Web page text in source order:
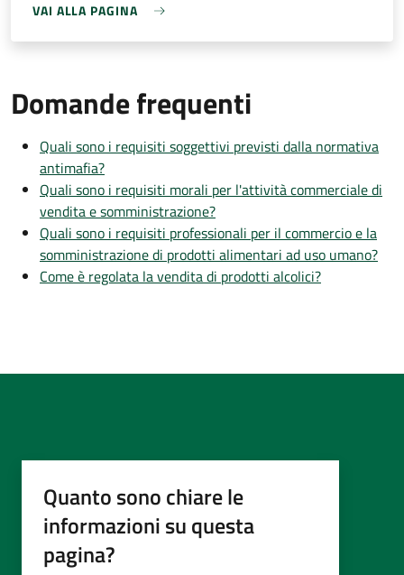
VAI ALLA PAGINA
Domande frequenti
Quali sono i requisiti soggettivi previsti dalla normativa
antimafia?
Quali sono i requisiti morali per l'attività commerciale di
vendita e somministrazione?
Quali sono i requisiti professionali per il commercio e la
somministrazione di prodotti alimentari ad uso umano?
Come è regolata la vendita di prodotti alcolici?
Quanto sono chiare le
informazioni su questa
pagina?